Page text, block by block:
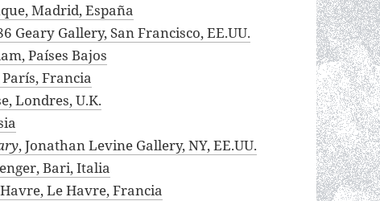
Madrid, España
Geary Gallery, San Francisco, EE.UU.
Países Bajos
Francia
Londres, U.K.
, Jonathan Levine Gallery, NY, EE.UU.
Bari, Italia
Le Havre, Francia